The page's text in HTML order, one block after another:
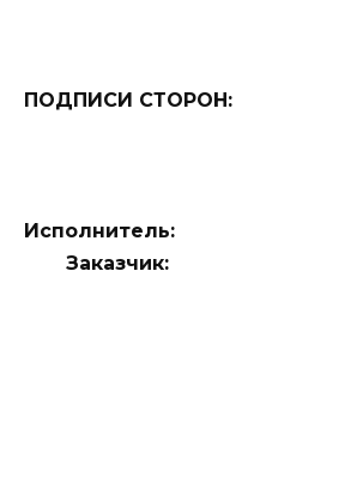
ПОДПИСИ СТОРОН:
Заказчик: